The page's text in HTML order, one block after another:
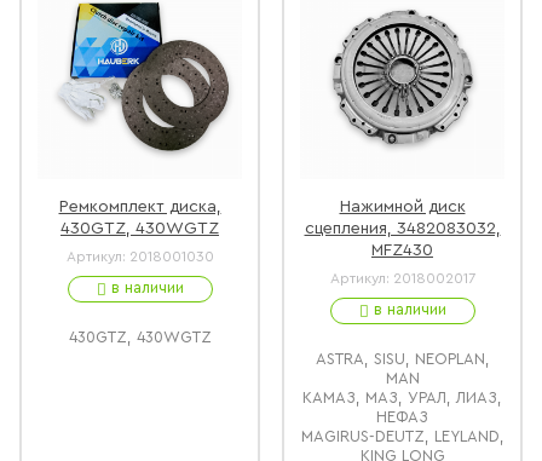
Ремкомплект диска,
430GTZ, 430WGTZ
Артикул: 2018001030
в наличии
430GTZ, 430WGTZ
Нажимной диск
сцепления, 3482083032,
MFZ430
Артикул: 2018002017
в наличии
ASTRA, SISU, NEOPLAN,
MAN
КАМАЗ, МАЗ, УРАЛ, ЛИАЗ,
НЕФАЗ
MAGIRUS-DEUTZ, LEYLAND,
KING LONG